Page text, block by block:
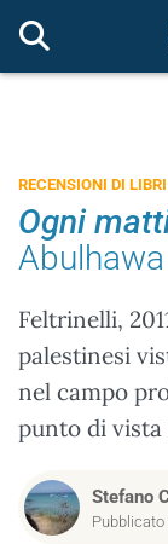
RECENSIONI DI LIBRI
Ogni
Abulhawa
Feltrinelli,
palestinesi
nel campo
punto di
Stefano
Pubblicato